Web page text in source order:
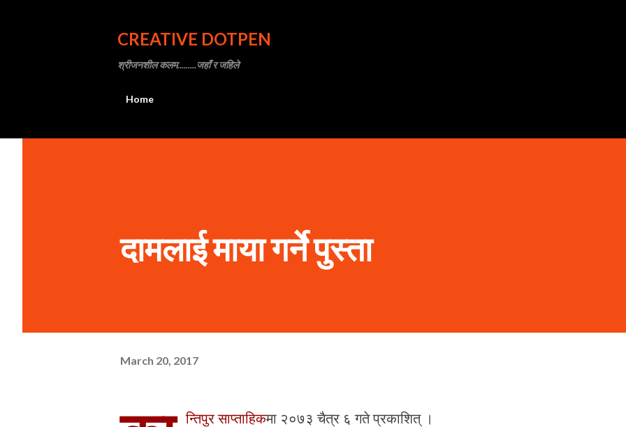
CREATIVE DOTPEN
श्रीजनशील कलम.........जहाँ र जहिले
Home
दामलाई माया गर्ने पुस्ता
March 20, 2017
न्तिपुर साप्ताहिकमा २०७३ चैत्र ६ गते प्रकाशित् ।